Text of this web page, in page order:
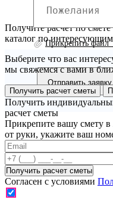
Прикрепить файл
Получите расчет по
каталог по
Выберите что вас
мы свяжемся с вами в
Получить расчет сметы
Получить
расчет сметы
Прикрепите вашу смету
от руки, укажите ваш
Согласен с условиями